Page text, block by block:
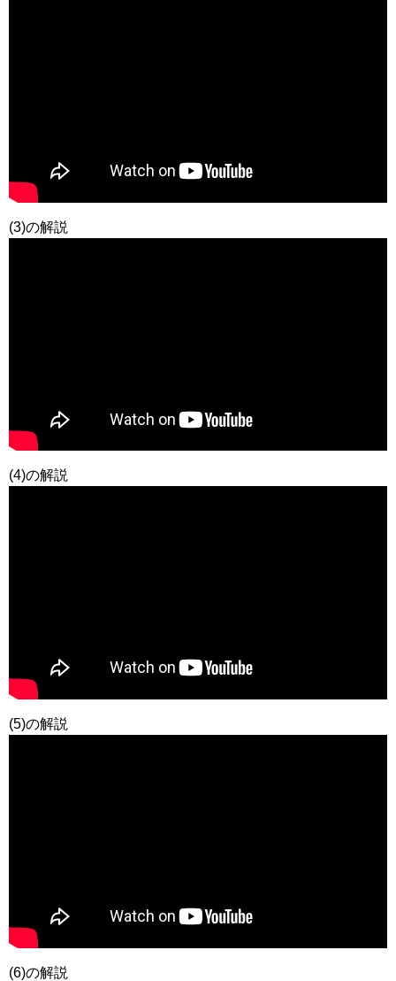
(3)の解説
(4)の解説
(5)の解説
(6)の解説